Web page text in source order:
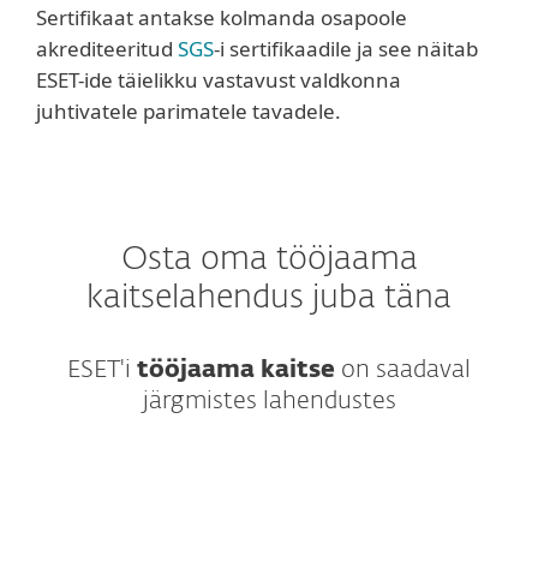
Sertifikaat antakse kolmanda osapoole
akrediteeritud SGS-i sertifikaadile ja see näitab
ESET-ide täielikku vastavust valdkonna
juhtivatele parimatele tavadele.
Osta oma tööjaama
kaitselahendus juba täna
ESET'i tööjaama kaitse on saadaval
järgmistes lahendustes